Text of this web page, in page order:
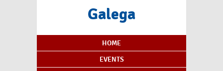
Galega
Content Index
HOME
EVENTS